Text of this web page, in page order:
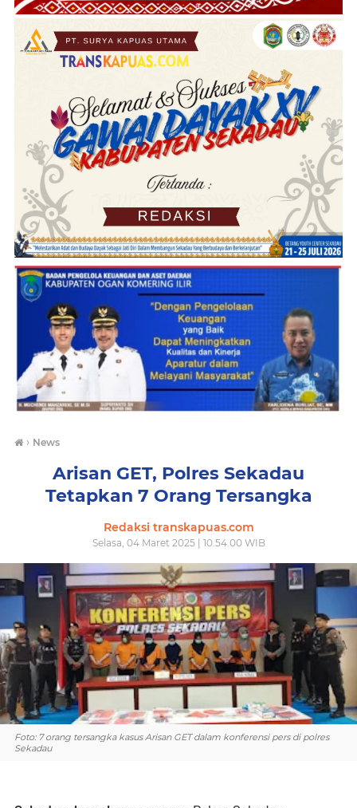
› News
Arisan GET, Polres Sekadau
Tetapkan 7 Orang Tersangka
Redaksi transkapuas.com
Selasa, 04 Maret 2025 | 10.54.00 WIB
Foto: 7 orang tersangka kasus Arisan GET dalam konferensi pers di polres
Sekadau